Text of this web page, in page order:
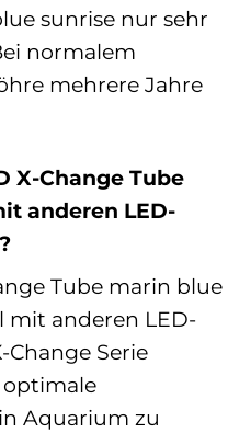
sunrise nur sehr
normalem
mehrere Jahre
X-Change Tube
anderen LED-
Tube marin blue
mit anderen LED-
Change Serie
Aquarium zu